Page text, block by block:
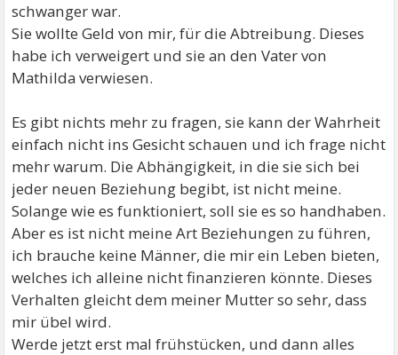
schwanger war.
Sie wollte Geld von mir, für die Abtreibung. Dieses
habe ich verweigert und sie an den Vater von
Mathilda verwiesen.
Es gibt nichts mehr zu fragen, sie kann der Wahrheit
einfach nicht ins Gesicht schauen und ich frage nicht
mehr warum. Die Abhängigkeit, in die sie sich bei
jeder neuen Beziehung begibt, ist nicht meine.
Solange wie es funktioniert, soll sie es so handhaben.
Aber es ist nicht meine Art Beziehungen zu führen,
ich brauche keine Männer, die mir ein Leben bieten,
welches ich alleine nicht finanzieren könnte. Dieses
Verhalten gleicht dem meiner Mutter so sehr, dass
mir übel wird.
Werde jetzt erst mal frühstücken, und dann alles